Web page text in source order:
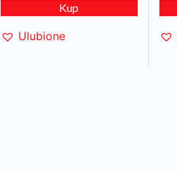
Kup
Ulubione